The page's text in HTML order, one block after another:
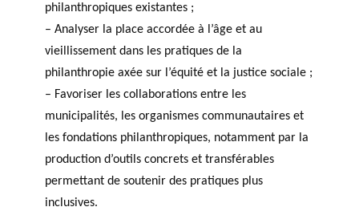
philanthropiques existantes ;
– Analyser la place accordée à l’âge et au
vieillissement dans les pratiques de la
philanthropie axée sur l’équité et la justice sociale ;
– Favoriser les collaborations entre les
municipalités, les organismes communautaires et
les fondations philanthropiques, notamment par la
production d’outils concrets et transférables
permettant de soutenir des pratiques plus
inclusives.